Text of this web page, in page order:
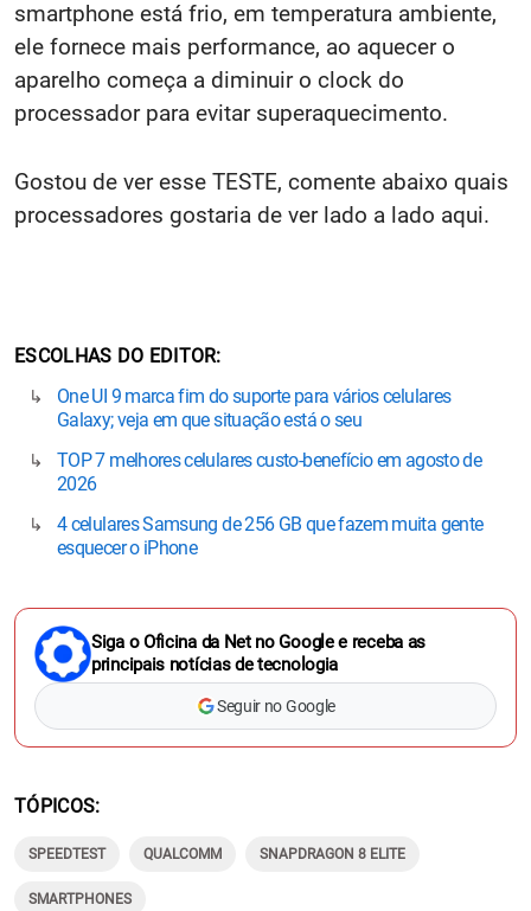
smartphone está frio, em temperatura ambiente,
ele fornece mais performance, ao aquecer o
aparelho começa a diminuir o clock do
processador para evitar superaquecimento.
Gostou de ver esse TESTE, comente abaixo quais
processadores gostaria de ver lado a lado aqui.
ESCOLHAS DO EDITOR
One UI 9 marca fim do suporte para vários celulares
Galaxy; veja em que situação está o seu
TOP 7 melhores celulares custo-benefício em agosto de
2026
4 celulares Samsung de 256 GB que fazem muita gente
esquecer o iPhone
Siga o Oficina da Net no Google e receba as
principais notícias de tecnologia
Seguir no Google
TÓPICOS
SPEEDTEST QUALCOMM SNAPDRAGON 8 ELITE
SMARTPHONES